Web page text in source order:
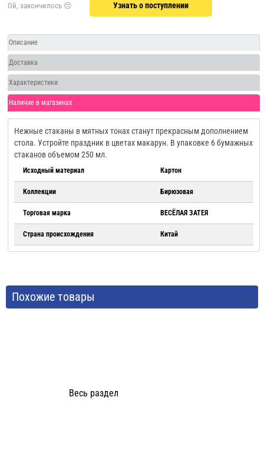
Узнать о поступлении
Описание
Доставка
Характеристики
Наличие в магазинах
Нежные стаканы в мятных тонах станут прекрасным дополнением
стола. Устройте праздник в цветах макарун. В упаковке 6 бумажных
стаканов объемом 250 мл.
Исходный материал Картон
Коллекции Бирюзовая
Торговая марка ВЕСЁЛАЯ ЗАТЕЯ
Страна происхождения Китай
Похожие товары
Весь раздел